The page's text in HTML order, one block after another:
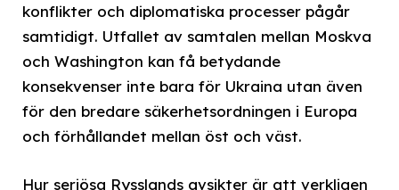
konflikter och diplomatiska processer pågår
samtidigt. Utfallet av samtalen mellan Moskva
och Washington kan få betydande
konsekvenser inte bara för Ukraina utan även
för den bredare säkerhetsordningen i Europa
och förhållandet mellan öst och väst.
Hur seriösa Rysslands avsikter är att verkligen